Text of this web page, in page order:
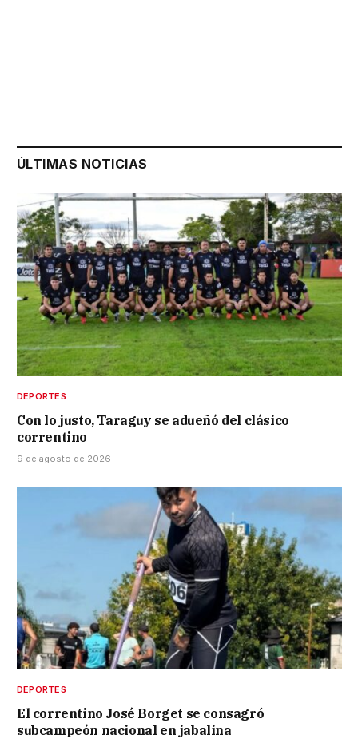
ÚLTIMAS NOTICIAS
DEPORTES
Con lo justo, Taraguy se adueñó del clásico
correntino
9 de agosto de 2026
DEPORTES
El correntino José Borget se consagró
subcampeón nacional en jabalina